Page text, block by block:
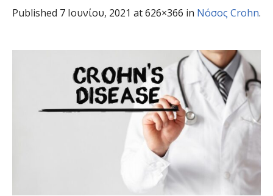
Published 7 Ιουνίου, 2021 at 626×366 in Νόσος Crohn.